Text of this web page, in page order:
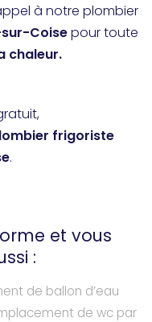
à notre plombier
Coisepour toute
chaleur.
frigoriste
.
et vous
:
de ballon d’eau
de wc par